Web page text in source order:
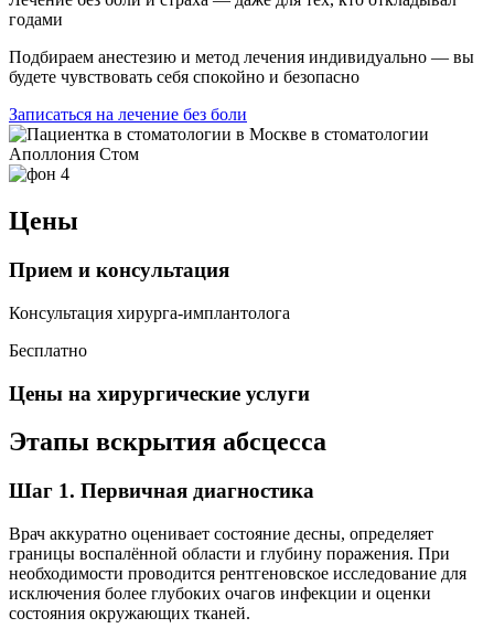
годами
Подбираем анестезию и метод лечения индивидуально — вы
будете чувствовать себя спокойно и безопасно
Записаться на лечение без боли
Цены
Прием и консультация
Консультация хирурга-имплантолога
Бесплатно
Цены на хирургические услуги
Этапы вскрытия абсцесса
Шаг 1. Первичная диагностика
Врач аккуратно оценивает состояние десны, определяет
границы воспалённой области и глубину поражения. При
необходимости проводится рентгеновское исследование для
исключения более глубоких очагов инфекции и оценки
состояния окружающих тканей.